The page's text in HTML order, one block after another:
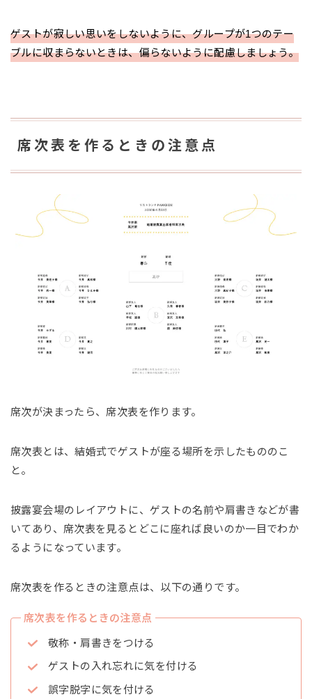
ゲストが寂しい思いをしないように、グループが1つのテー
ブルに収まらないときは、偏らないように配慮しましょう。
席次表を作るときの注意点
席次が決まったら、席次表を作ります。
席次表とは、結婚式でゲストが座る場所を示したもののこ
と。
披露宴会場のレイアウトに、ゲストの名前や肩書きなどが書
いてあり、席次表を見るとどこに座れば良いのか一目でわか
るようになっています。
席次表を作るときの注意点は、以下の通りです。
席次表を作るときの注意点
敬称・肩書きをつける
ゲストの入れ忘れに気を付ける
誤字脱字に気を付ける